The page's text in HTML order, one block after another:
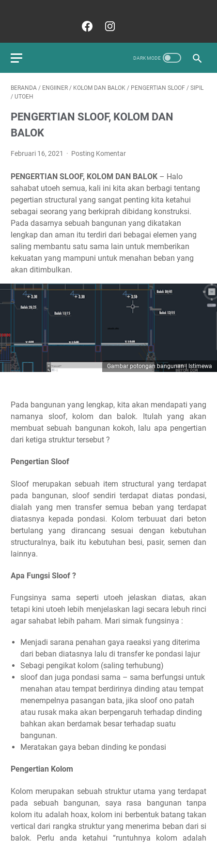
BERANDA / ENGIINER / KOLOM DAN BALOK / PENGERTIAN SLOOF / SIPIL
/ UTOEH
PENGERTIAN SLOOF, KOLOM DAN
BALOK
Februari 16, 2021 Posting Komentar
PENGERTIAN SLOOF, KOLOM DAN BALOK – Halo
sahabat utoeh semua, kali ini kita akan berbagi tentang
pegertian structural yang sangat penting kita ketahui
sebagai seorang yang berkiprah dibidang konstruksi.
Pada dasarnya sebuah bangunan yang dikatakan
lengkap dan aman itu terdiri dari bebagai elemen yang
saling membantu satu sama lain untuk memberikan
kekuatan yang mampuni untuk menahan beban yang
akan ditimbulkan.
Gambar potongan bangunan | Istimewa
Pada bangunan yang lengkap, kita akan mendapati yang
namanya sloof, kolom dan balok. Itulah yang akan
membuat sebuah bangunan kokoh, lalu apa pengertian
dari ketiga struktur tersebut ?
Pengertian Sloof
Sloof merupakan sebuah item structural yang terdapat
pada bangunan, sloof sendiri terdapat diatas pondasi,
dialah yang men transfer semua beban yang terdapat
diatasnya kepada pondasi. Kolom terbuuat dari beton
bertulang yang dirancang sesuai dengan kebutuhan
structuralnya, baik itu kebutuhan besi, pasir, semen dan
lainnya.
Apa Fungsi Sloof ?
Fungsinya sama seperti utoeh jelaskan diatas, akan
tetapi kini utoeh lebih menjelaskan lagi secara lebuh rinci
agar sahabat lebih paham. Mari simak fungsinya :
Menjadi sarana penahan gaya raeaksi yang diterima
dari beban diatasnya lalu di transfer ke pondasi lajur
Sebagi pengikat kolom (saling terhubung)
sloof dan juga pondasi sama – sama berfungsi untuk
menahan atau tempat berdirinya dinding atau tempat
menempelnya pasangan bata, jika sloof ono patah
atau rusak maka akan berpengaruh terhadap dinding
bahkan akan berdamak besar terhadap suatu
bangunan.
Meratakan gaya beban dinding ke pondasi
Pengertian Kolom
Kolom merupakan sebuah struktur utama yang terdapat
pada sebuah bangunan, saya rasa bangunan tanpa
kolom itu adalah hoax, kolom ini berbentuk batang takan
vertical dari rangka struktur yang menerima beban dari si
balok. Perlu anda ketahui “runtuhnya kolom adalah